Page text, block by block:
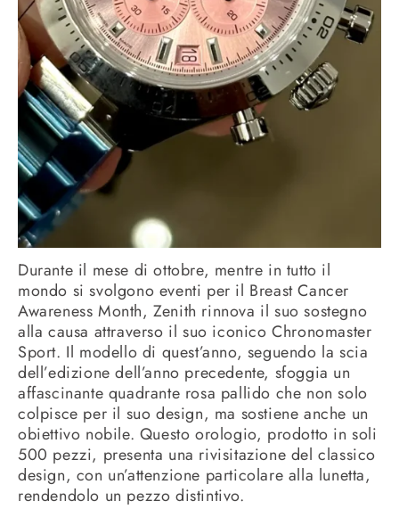
Durante il mese di ottobre, mentre in tutto il
mondo si svolgono eventi per il Breast Cancer
Awareness Month, Zenith rinnova il suo sostegno
alla causa attraverso il suo iconico Chronomaster
Sport. Il modello di quest’anno, seguendo la scia
dell’edizione dell’anno precedente, sfoggia un
affascinante quadrante rosa pallido che non solo
colpisce per il suo design, ma sostiene anche un
obiettivo nobile. Questo orologio, prodotto in soli
500 pezzi, presenta una rivisitazione del classico
design, con un’attenzione particolare alla lunetta,
rendendolo un pezzo distintivo.